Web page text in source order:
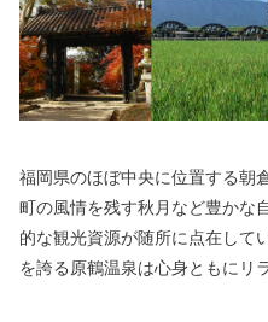
福岡県のほぼ中央に位置する朝
町の風情を残す秋月など豊かな
的な観光資源が随所に点在して
を誇る原鶴温泉は心身ともにリ